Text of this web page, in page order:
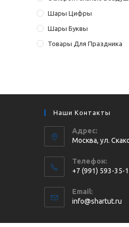
Шары Цифры
Шары Буквы
Товары Для Праздника
Наши Контакты
Адрес:
Москва, ул.
Телефон:
+7 (991) 593-35-
в
вашем
Email:
info@shartut.ru